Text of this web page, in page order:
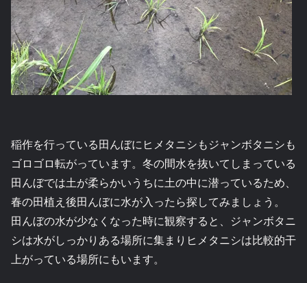
稲作を行っている田んぼにヒメタニシもジャンボタニシも
ゴロゴロ転がっています。冬の間水を抜いてしまっている
田んぼでは土が柔らかいうちに土の中に潜っているため、
春の田植え後田んぼに水が入ったら探してみましょう。
田んぼの水が少なくなった時に観察すると、ジャンボタニ
シは水がしっかりある場所に集まりヒメタニシは比較的干
上がっている場所にもいます。